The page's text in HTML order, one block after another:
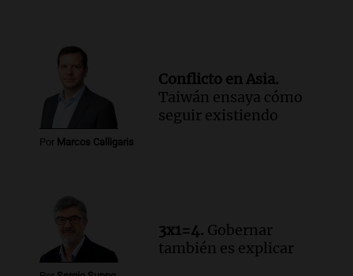
con nuevas declaraciones de testigos
sobre el accidente
Panorama Federal
Episodios
Audio.El viento complica el combate
del incendio forestal en Villa Yacanto
Por Marcos Calligaris
Conflicto en Asia.
Taiwán ensaya cómo
seguir existiendo
3x1=4. Gobernar
también es explicar